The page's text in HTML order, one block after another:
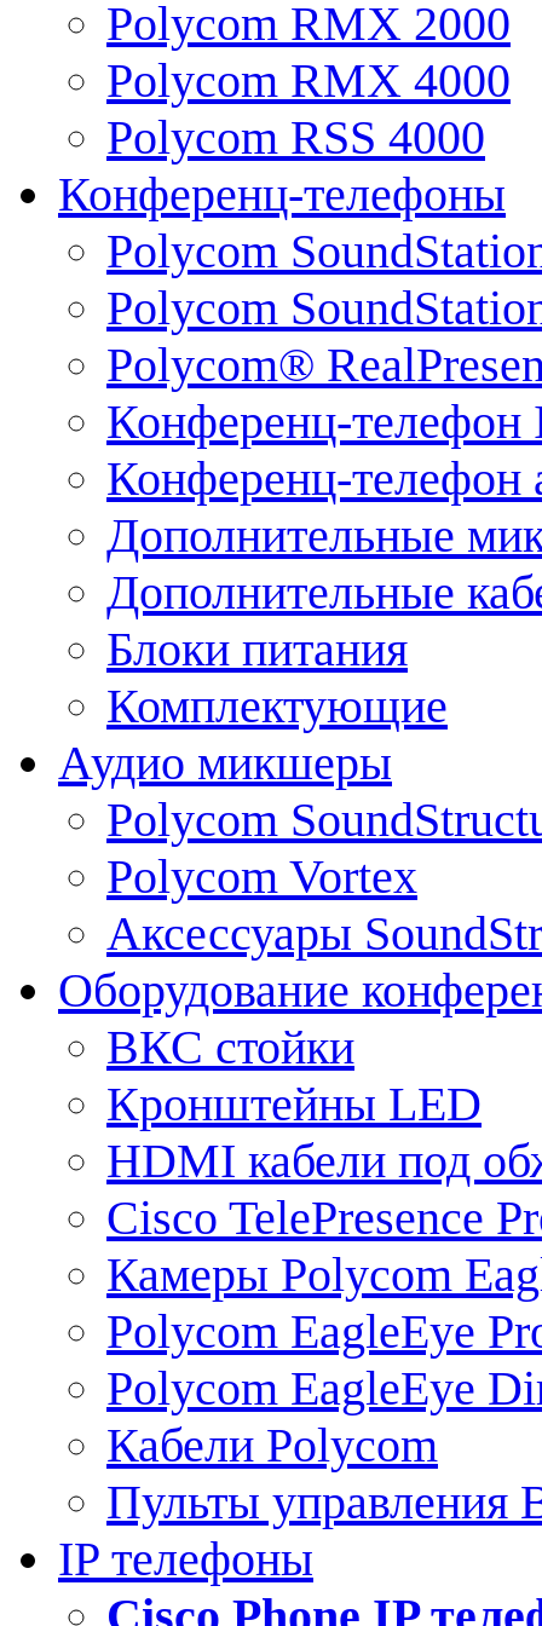
Polycom RMX 2000
Polycom RMX 4000
Polycom RSS 4000
Конференц-телефоны
Polycom
Polycom
Polycom®
Конференц-телефон
Конференц-телефон
Дополнительные
Дополнительные
Блоки питания
Комплектующие
Аудио микшеры
Polycom
Polycom Vortex
Аксессуары
Оборудование
ВКС стойки
Кронштейны LED
HDMI кабели под
Cisco TelePresence
Камеры Polycom
Polycom EagleEye
Polycom EagleEye
Кабели Polycom
Пульты управления
IP телефоны